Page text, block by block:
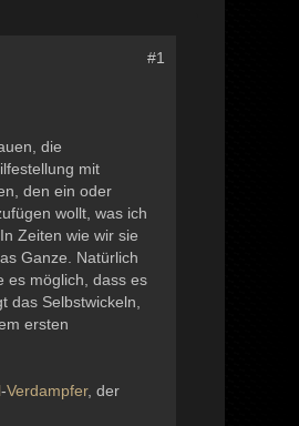
#1
die
mit
den ein oder
wollt, was ich
Zeiten wie wir sie
Ganze. Natürlich
es möglich, dass es
Selbstwickeln,
ersten
-Verdampfer, der